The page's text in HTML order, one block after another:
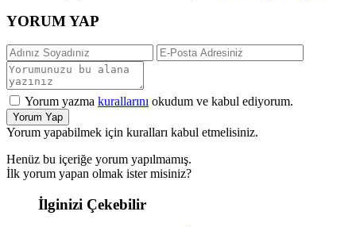
YORUM YAP
Yorum yazma kurallarını okudum ve kabul ediyorum.
Yorum Yap
Yorum yapabilmek için kuralları kabul etmelisiniz.
Henüz bu içeriğe yorum yapılmamış.
İlk yorum yapan olmak ister misiniz?
İlginizi Çekebilir